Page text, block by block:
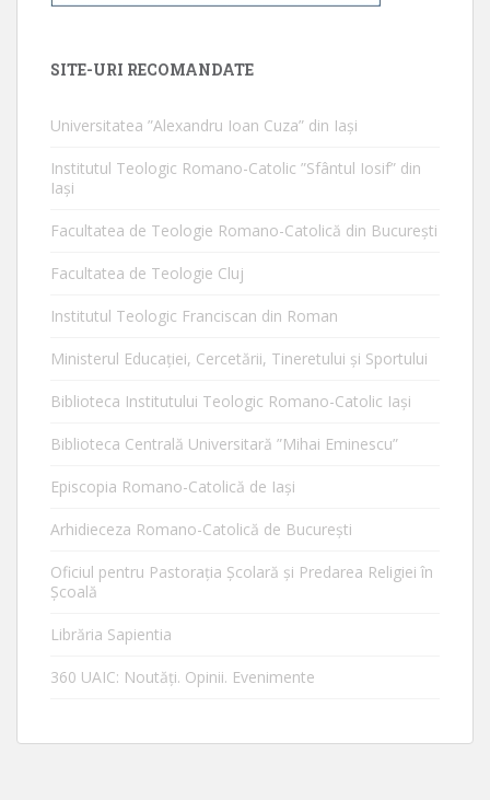
SITE-URI RECOMANDATE
Universitatea ”Alexandru Ioan Cuza” din Iaşi
Institutul Teologic Romano-Catolic ”Sfântul Iosif” din
Iaşi
Facultatea de Teologie Romano-Catolică din Bucureşti
Facultatea de Teologie Cluj
Institutul Teologic Franciscan din Roman
Ministerul Educaţiei, Cercetării, Tineretului şi Sportului
Biblioteca Institutului Teologic Romano-Catolic Iaşi
Biblioteca Centrală Universitară ”Mihai Eminescu”
Episcopia Romano-Catolică de Iaşi
Arhidieceza Romano-Catolică de Bucureşti
Oficiul pentru Pastorația Școlară și Predarea Religiei în
Școală
Librăria Sapientia
360 UAIC: Noutăţi. Opinii. Evenimente